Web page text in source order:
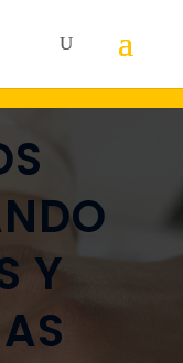
Y